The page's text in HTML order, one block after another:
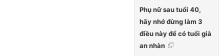
Phụ nữ sau tuổi 40,
hãy nhớ đừng làm 3
điều này để có tuổi già
an nhàn